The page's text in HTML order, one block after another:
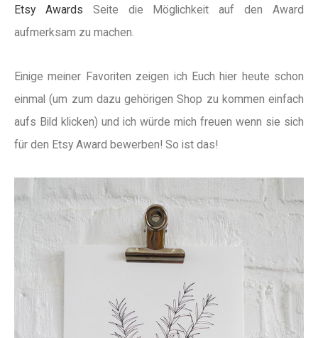
Etsy Awards Seite die Möglichkeit auf den Award
aufmerksam zu machen.
Einige meiner Favoriten zeigen ich Euch hier heute schon
einmal (um zum dazu gehörigen Shop zu kommen einfach
aufs Bild klicken) und ich würde mich freuen wenn sie sich
für den Etsy Award bewerben! So ist das!